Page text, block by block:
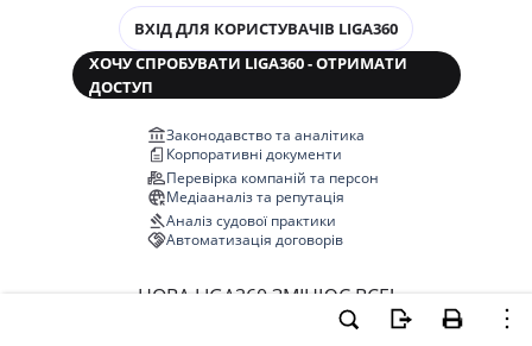
ВХІД ДЛЯ КОРИСТУВАЧІВ LIGA360
ХОЧУ СПРОБУВАТИ LIGA360 - ОТРИМАТИ
ДОСТУП
Законодавство та аналітика
Корпоративні документи
Перевірка компаній та персон
Медіааналіз та репутація
Аналіз судової практики
Автоматизація договорів
НОВА LIGA360 ЗМІНЮЄ ВСЕ!